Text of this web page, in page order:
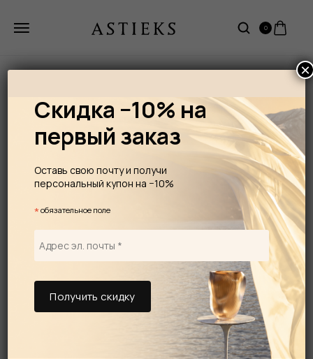
0
Скидка −10% на
первый заказ
Оставь свою почту и получи
персональный купон на −10%
* обязательное поле
×